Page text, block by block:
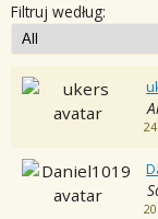
Filtruj według: